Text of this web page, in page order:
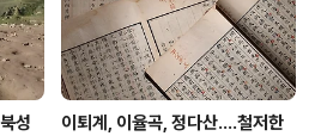
성
이퇴계, 이율곡, 정다산....철저한